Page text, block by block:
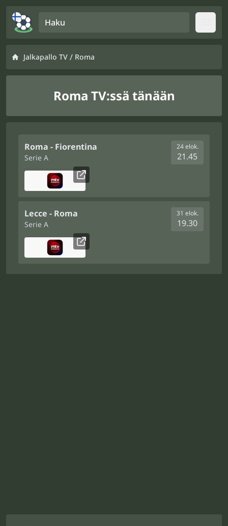
Jalkapallo TV / Roma
Roma TV:ssä tänään
Roma - Fiorentina
Serie A
24 elok.
21.45
Lecce - Roma
Serie A
31 elok.
19.30